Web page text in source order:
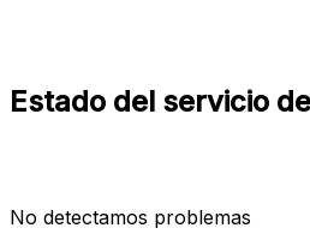
Estado del servicio
No detectamos problemas